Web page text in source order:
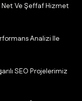
Net Ve Şeffaf Hizmet
Analizi Ile
SEO Projelerimiz